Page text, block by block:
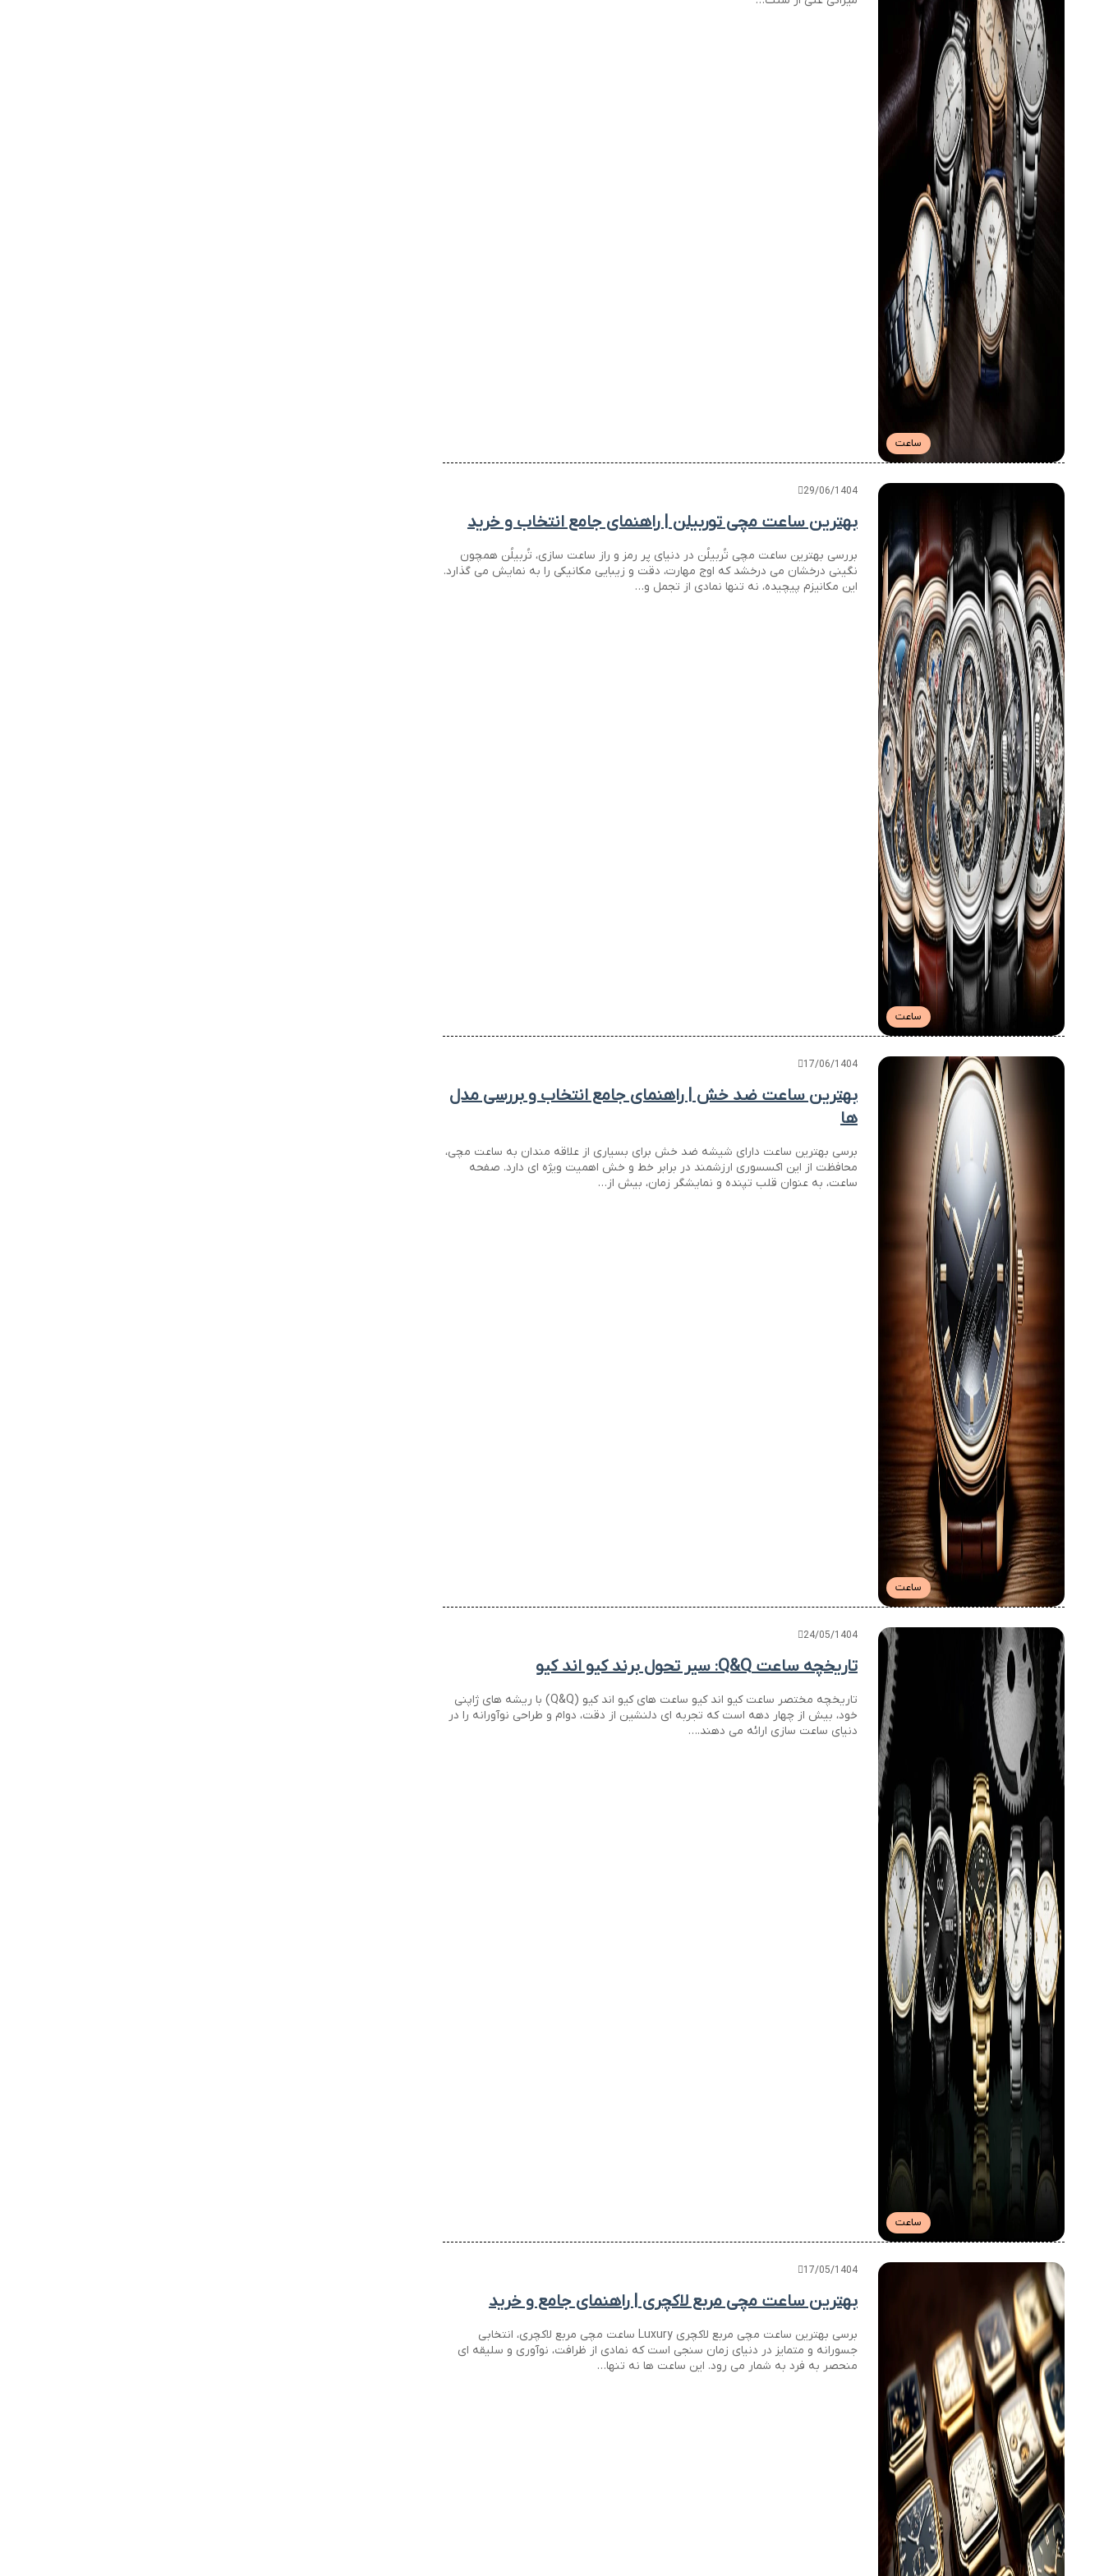
ساعت
ساعت
29/06/1404
بهترین ساعت مچی توربیلن | راهنمای جامع انتخاب و خرید
بررسی بهترین ساعت مچی تُربیلُن در دنیای پر رمز و راز ساعت سازی، تُربیلُن همچون
نگینی درخشان می درخشد که اوج مهارت، دقت و زیبایی مکانیکی را به نمایش می گذارد.
این مکانیزم پیچیده، نه تنها نمادی از تجمل و…
ساعت
17/06/1404
بهترین ساعت ضد خش | راهنمای جامع انتخاب و بررسی مدل
ها
برسی بهترین ساعت دارای شیشه ضد خش برای بسیاری از علاقه مندان به ساعت مچی،
محافظت از این اکسسوری ارزشمند در برابر خط و خش اهمیت ویژه ای دارد. صفحه
ساعت، به عنوان قلب تپنده و نمایشگر زمان، بیش از…
ساعت
24/05/1404
تاریخچه ساعت Q&Q: سیر تحول برند کیو اند کیو
تاریخچه مختصر ساعت کیو اند کیو ساعت های کیو اند کیو (Q&Q) با ریشه های ژاپنی
خود، بیش از چهار دهه است که تجربه ای دلنشین از دقت، دوام و طراحی نوآورانه را در
دنیای ساعت سازی ارائه می دهند.…
17/05/1404
بهترین ساعت مچی مربع لاکچری | راهنمای جامع و خرید
برسی بهترین ساعت مچی مربع لاکچری Luxury ساعت مچی مربع لاکچری، انتخابی
جسورانه و متمایز در دنیای زمان سنجی است که نمادی از ظرافت، نوآوری و سلیقه ای
منحصر به فرد به شمار می رود. این ساعت ها نه تنها…